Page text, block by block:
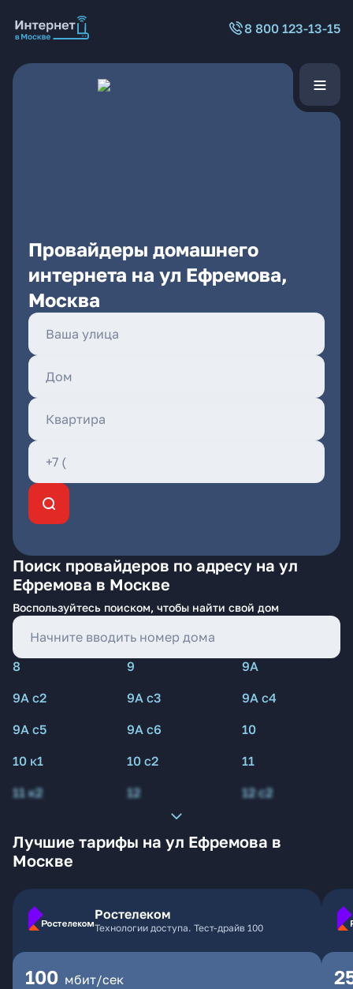
8 800 123-13-15
Провайдеры домашнего
интернета на ул Ефремова,
Москва
Поиск провайдеров по адресу на ул
Ефремова в Москве
Воспользуйтесь поиском, чтобы найти свой дом
8 9
9А
9А с2
9А с3
9А с4
9А с5
9А с6
10
10 к1
10 с2
11
11 к2
12 12 с2
Лучшие тарифы на ул Ефремова в
Москве
Ростелеком
Технологии доступа. Тест-драйв 100
100 мбит/сек